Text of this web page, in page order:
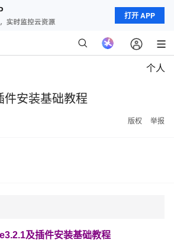
打开 APP
个人
安装基础教程
版权 举报
及插件安装基础教程